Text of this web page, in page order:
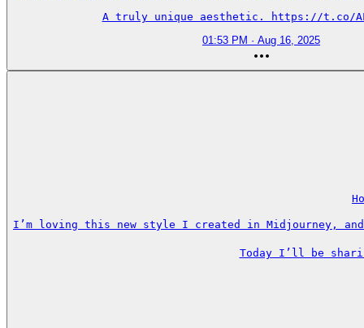
A truly unique aesthetic. https://t.co/
01:53 PM · Aug 16, 2025
I’m loving this new style I created in Midjourney,
Today I’ll be